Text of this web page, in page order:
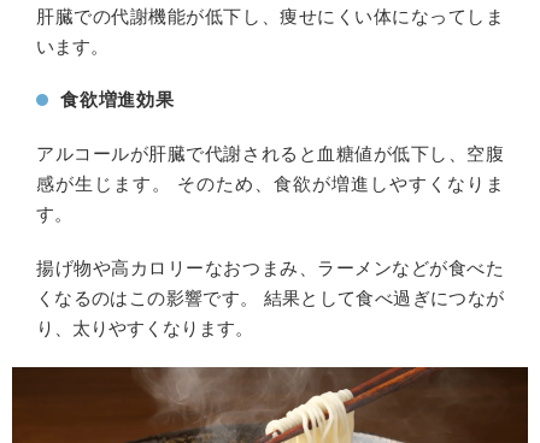
肝臓での代謝機能が低下し、痩せにくい体になってしま
います。
食欲増進効果
アルコールが肝臓で代謝されると血糖値が低下し、空腹
感が生じます。 そのため、食欲が増進しやすくなりま
す。
揚げ物や高カロリーなおつまみ、ラーメンなどが食べた
くなるのはこの影響です。 結果として食べ過ぎにつなが
り、太りやすくなります。